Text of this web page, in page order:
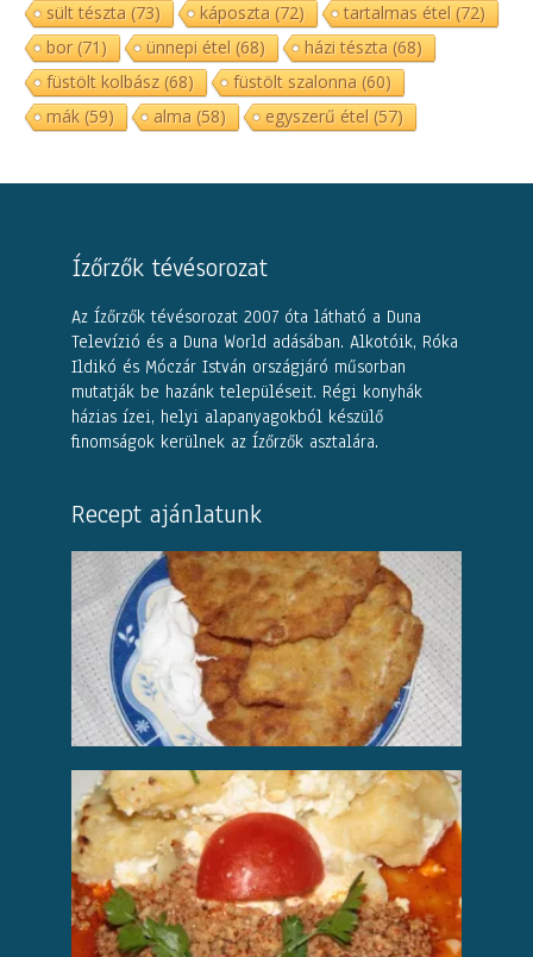
sült tészta (73) káposzta (72) tartalmas étel (72)
bor(71) ünnepi étel (68) házi tészta (68)
füstölt kolbász(68) füstölt szalonna (60)
mák(59) alma (58) egyszerű étel (57)
Ízőrzők tévésorozat
Az Ízőrzők tévésorozat 2007 óta látható a Duna
Televízió és a Duna World adásában. Alkotóik, Róka
Ildikó és Móczár István országjáró műsorban
mutatják be hazánk településeit. Régi konyhák
házias ízei, helyi alapanyagokból készülő
finomságok kerülnek az Ízőrzők asztalára.
Recept ajánlatunk